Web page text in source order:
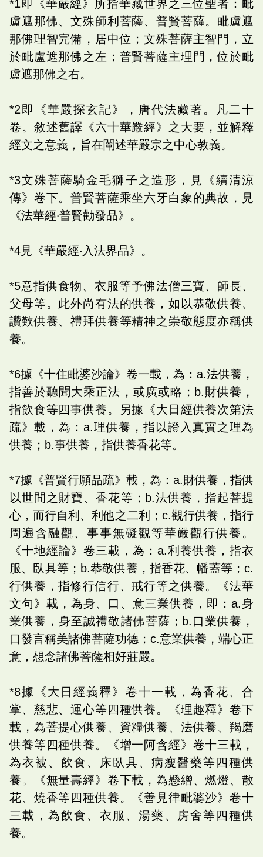
*1即《華嚴經》所指華藏世界之三位聖者：毗
盧遮那佛、文殊師利菩薩、普賢菩薩。毗盧遮
那佛理智完備，居中位；文殊菩薩主智門，立
於毗盧遮那佛之左；普賢菩薩主理門，位於毗
盧遮那佛之右。
*2即《華嚴探玄記》，唐代法藏著。凡二十
卷。敘述舊譯《六十華嚴經》之大要，並解釋
經文之意義，旨在闡述華嚴宗之中心教義。
*3文殊菩薩騎金毛獅子之造形，見《續清涼
傳》卷下。普賢菩薩乘坐六牙白象的典故，見
《法華經‧普賢勸發品》。
*4見《華嚴經‧入法界品》。
*5意指供食物、衣服等予佛法僧三寶、師長、
父母等。此外尚有法的供養，如以恭敬供養、
讚歎供養、禮拜供養等精神之崇敬態度亦稱供
養。
*6據《十住毗婆沙論》卷一載，為：a.法供養，
指善於聽聞大乘正法，或廣或略；b.財供養，
指飲食等四事供養。另據《大日經供養次第法
疏》載，為：a.理供養，指以證入真實之理為
供養；b.事供養，指供養香花等。
*7據《普賢行願品疏》載，為：a.財供養，指供
以世間之財寶、香花等；b.法供養，指起菩提
心，而行自利、利他之二利；c.觀行供養，指行
周遍含融觀、事事無礙觀等華嚴觀行供養。
《十地經論》卷三載，為：a.利養供養，指衣
服、臥具等；b.恭敬供養，指香花、幡蓋等；c.
行供養，指修行信行、戒行等之供養。《法華
文句》載，為身、口、意三業供養，即：a.身
業供養，身至誠禮敬諸佛菩薩；b.口業供養，
口發言稱美諸佛菩薩功德；c.意業供養，端心正
意，想念諸佛菩薩相好莊嚴。
*8據《大日經義釋》卷十一載，為香花、合
掌、慈悲、運心等四種供養。《理趣釋》卷下
載，為菩提心供養、資糧供養、法供養、羯磨
供養等四種供養。《增一阿含經》卷十三載，
為衣被、飲食、床臥具、病瘦醫藥等四種供
養。《無量壽經》卷下載，為懸繒、燃燈、散
花、燒香等四種供養。《善見律毗婆沙》卷十
三載，為飲食、衣服、湯藥、房舍等四種供
養。